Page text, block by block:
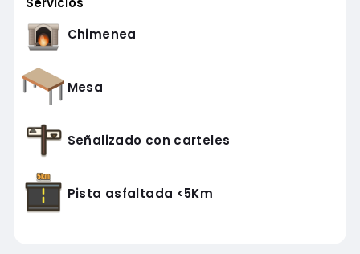
Chimenea
Mesa
Señalizado con carteles
Pista asfaltada <5Km